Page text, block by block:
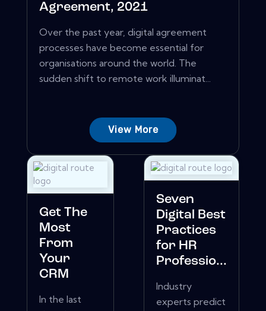
Agreement, 2021
Over the past year, digital agreement
processes have become essential for
organisations around the world. The
sudden shift to remote work illuminat...
View More
Get The
Most
From
Your
CRM
In the last
Seven
Digital Best
Practices
for HR
Professio...
Industry
experts predict